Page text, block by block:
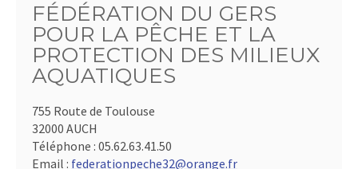
FÉDÉRATION DU GERS
POUR LA PÊCHE ET LA
PROTECTION DES MILIEUX
AQUATIQUES
755 Route de Toulouse
32000 AUCH
Téléphone : 05.62.63.41.50
Email : federationpeche32@orange.fr